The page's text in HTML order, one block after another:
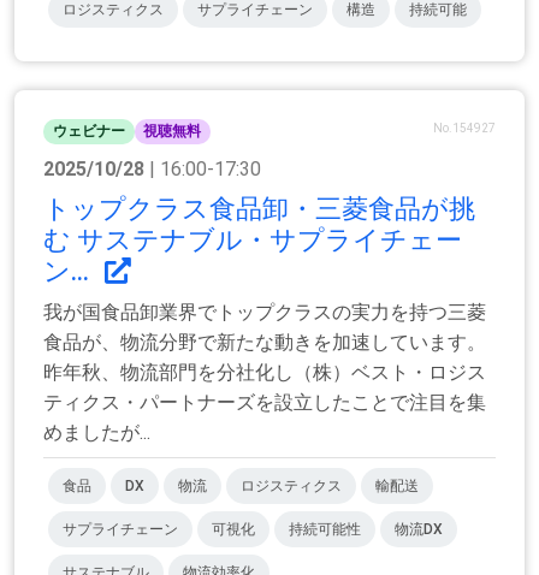
ロジスティクス サプライチェーン 構造 持続可能
ウェビナー 視聴無料 No.154927
2025/10/28 | 16:00-17:30
トップクラス食品卸・三菱食品が挑
む サステナブル・サプライチェー
ン...
我が国食品卸業界でトップクラスの実力を持つ三菱
食品が、物流分野で新たな動きを加速しています。
昨年秋、物流部門を分社化し（株）ベスト・ロジス
ティクス・パートナーズを設立したことで注目を集
めましたが...
食品 DX 物流 ロジスティクス 輸配送
サプライチェーン 可視化 持続可能性 物流DX